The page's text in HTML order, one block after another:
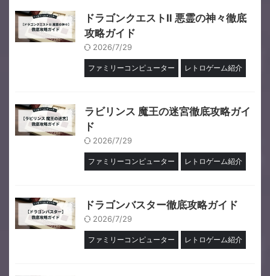
ドラゴンクエストⅡ 悪霊の神々徹底
攻略ガイド
2026/7/29
ファミリーコンピューター レトロゲーム紹介
ラビリンス 魔王の迷宮徹底攻略ガイ
ド
2026/7/29
ファミリーコンピューター レトロゲーム紹介
ドラゴンバスター徹底攻略ガイド
2026/7/29
ファミリーコンピューター レトロゲーム紹介